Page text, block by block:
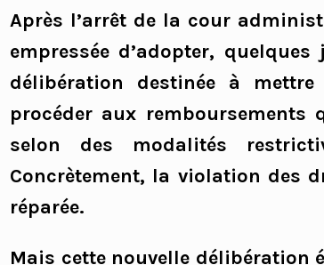
Après l’arrêt de la cour
empressée d’adopter,
délibération destinée à
procéder aux
selon des modalités
Concrètement, la violation des
réparée.
Mais cette nouvelle